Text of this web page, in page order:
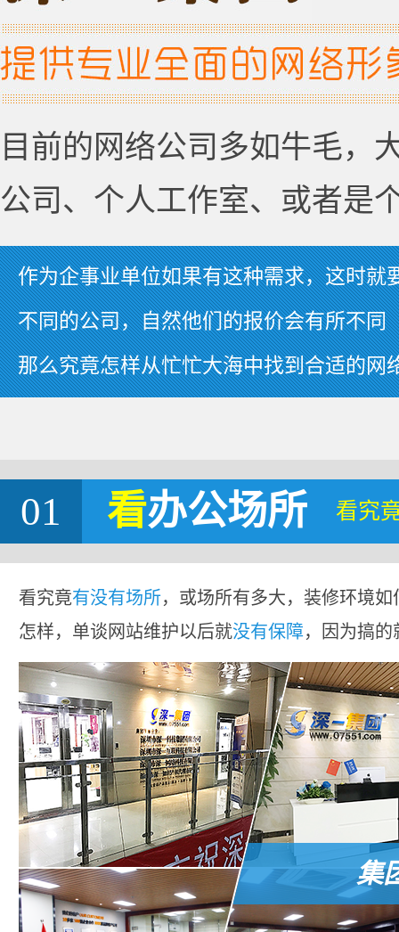
目前的网络公司多如牛毛，
公司、个人工作室、或者是
作为企事业单位如果有这种需求，这时就
不同的公司，自然他们的报价会有所不同
那么究竟怎样从忙忙大海中找到合适的网
01 看办公场所 看究
看究竟有没有场所，或场所有多大，装修环境
怎样，单谈网站维护以后就没有保障，因为搞
集